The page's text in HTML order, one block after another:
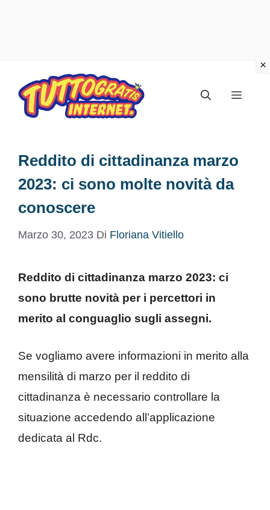
contenuto
Menu
Reddito di cittadinanza marzo
2023: ci sono molte novità da
conoscere
Marzo 30, 2023 Di Floriana Vitiello
Reddito di cittadinanza marzo 2023: ci
sono brutte novità per i percettori in
merito al conguaglio sugli assegni.
Se vogliamo avere informazioni in merito alla
mensilità di marzo per il reddito di
cittadinanza è necessario controllare la
situazione accedendo all’applicazione
dedicata al Rdc.